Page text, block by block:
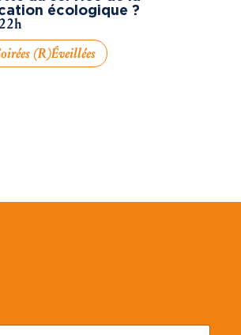
écologique ?
(R)éveillées